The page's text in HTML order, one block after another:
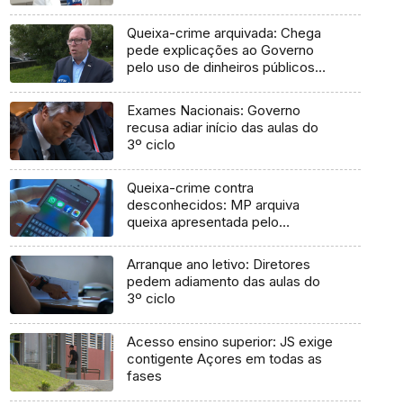
Queixa-crime arquivada: Chega
pede explicações ao Governo
pelo uso de dinheiros públicos
Exames Nacionais: Governo
recusa adiar início das aulas do
3º ciclo
Queixa-crime contra
desconhecidos: MP arquiva
queixa apresentada pelo
Arranque ano letivo: Diretores
pedem adiamento das aulas do
3º ciclo
Acesso ensino superior: JS exige
contigente Açores em todas as
fases